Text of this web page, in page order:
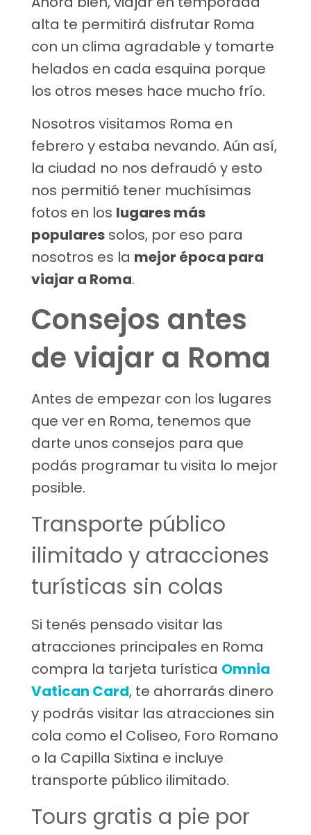
alta te permitirá disfrutar Roma
con un clima agradable y tomarte
helados en cada esquina porque
los otros meses hace mucho frío.
Nosotros visitamos Roma en
febrero y estaba nevando. Aún así,
la ciudad no nos defraudó y esto
nos permitió tener muchísimas
fotos en los lugares más
populares solos, por eso para
nosotros es la mejor época para
viajar a Roma.
Consejos antes
de viajar a Roma
Antes de empezar con los lugares
que ver en Roma, tenemos que
darte unos consejos para que
podás programar tu visita lo mejor
posible.
Transporte público
ilimitado y atracciones
turísticas sin colas
Si tenés pensado visitar las
atracciones principales en Roma
compra la tarjeta turística Omnia
Vatican Card, te ahorrarás dinero
y podrás visitar las atracciones sin
cola como el Coliseo, Foro Romano
o la Capilla Sixtina e incluye
transporte público ilimitado.
Tours gratis a pie por